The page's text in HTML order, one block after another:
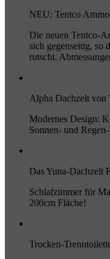
NEU: Tentco
Die neuen Tentco-
sich gegenseitig, so
rutscht.
Alpha Dachzelt von
Modernes Design:
Sonnen- und
Das Yuna-Dachzelt
Schlafzimmer für
200cm Fläche!
Trocken-